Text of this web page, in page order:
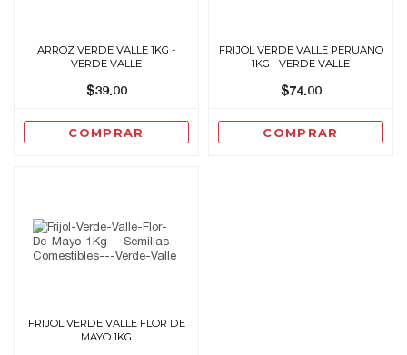
ARROZ VERDE VALLE 1KG -
VERDE VALLE
$39.00
COMPRAR
FRIJOL VERDE VALLE PERUANO
1KG - VERDE VALLE
$74.00
COMPRAR
FRIJOL VERDE VALLE FLOR DE
MAYO 1KG